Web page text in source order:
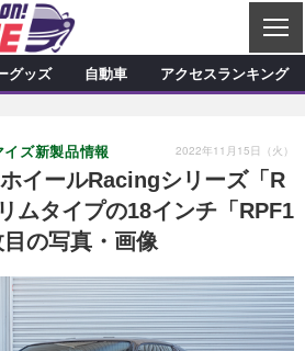
C
L
S
デモカー製作記
カスタマイズ新製品情報
カーグッズ新製品情報
グッズ 自動車 アクセスランキング
イールRacingシリーズ「R
ムタイプの18インチ「RPF1
の写真・画像
イズ新製品情報 2022年11月15日（火）